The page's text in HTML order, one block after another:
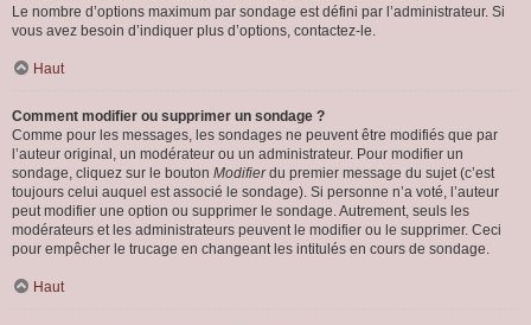
Le nombre d’options maximum par sondage est défini par l’administrateur. Si
vous avez besoin d’indiquer plus d’options, contactez-le.
Haut
Comment modifier ou supprimer un sondage ?
Comme pour les messages, les sondages ne peuvent être modifiés que par
l’auteur original, un modérateur ou un administrateur. Pour modifier un
sondage, cliquez sur le bouton Modifierdu premier message du sujet (c’est
toujours celui auquel est associé le sondage). Si personne n’a voté, l’auteur
peut modifier une option ou supprimer le sondage. Autrement, seuls les
modérateurs et les administrateurs peuvent le modifier ou le supprimer. Ceci
pour empêcher le trucage en changeant les intitulés en cours de sondage.
Haut